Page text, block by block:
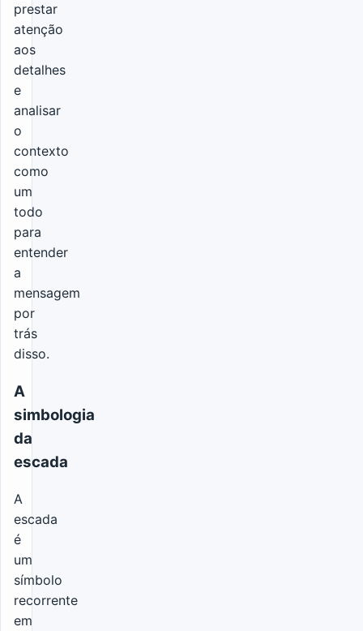
prestar
atenção
aos
detalhes
e
analisar
o
contexto
como
um
todo
para
entender
a
mensagem
por
trás
disso.
A
simbologia
da
escada
A
escada
é
um
símbolo
recorrente
em